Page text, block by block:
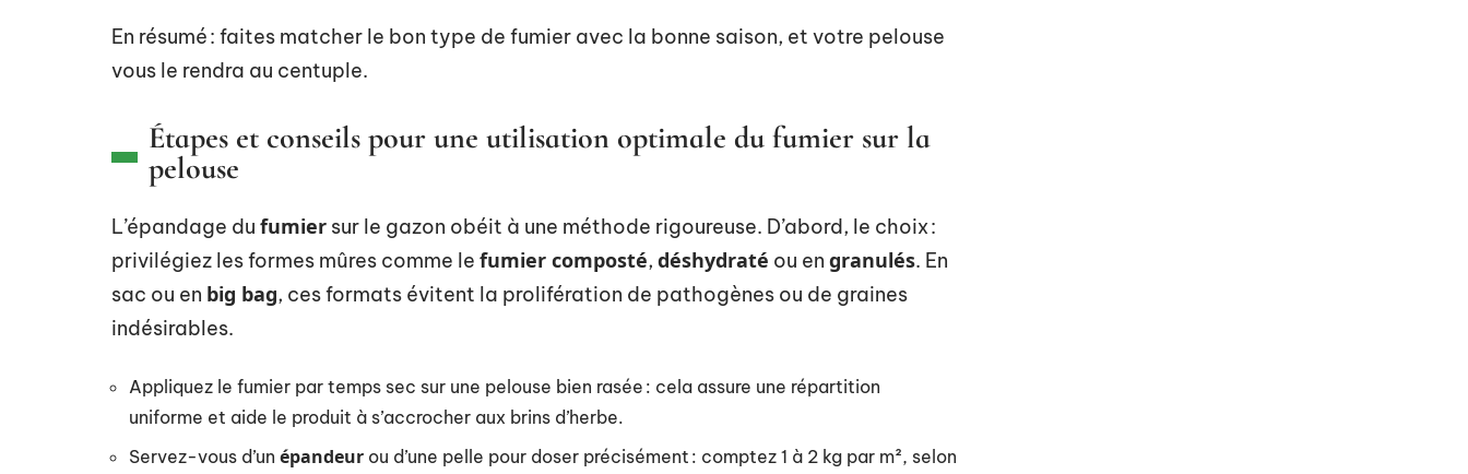
En résumé : faites matcher le bon type de fumier avec la bonne saison, et votre pelouse
vous le rendra au centuple.
Étapes et conseils pour une utilisation optimale du fumier sur la
pelouse
L’épandage du fumier sur le gazon obéit à une méthode rigoureuse. D’abord, le choix :
privilégiez les formes mûres comme le fumier composté, déshydraté ou en granulés. En
sac ou en big bag, ces formats évitent la prolifération de pathogènes ou de graines
indésirables.
Appliquez le fumier par temps sec sur une pelouse bien rasée : cela assure une répartition
uniforme et aide le produit à s’accrocher aux brins d’herbe.
Servez-vous d’un épandeur ou d’une pelle pour doser précisément : comptez 1 à 2 kg par m², selon